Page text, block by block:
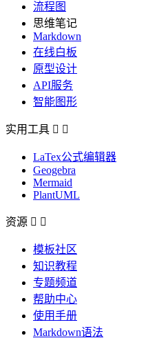
流程图
思维笔记
Markdown
在线白板
原型设计
API服务
智能图形
实用工具  
LaTex公式编辑器
Geogebra
Mermaid
PlantUML
资源  
模板社区
知识教程
专题频道
帮助中心
使用手册
Markdown语法